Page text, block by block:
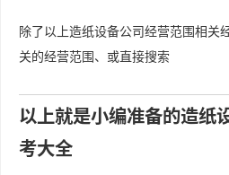
除了以上造纸设备公司经营范围相关
关的经营范围、或直接搜索
以上就是小编准备的造纸
考大全